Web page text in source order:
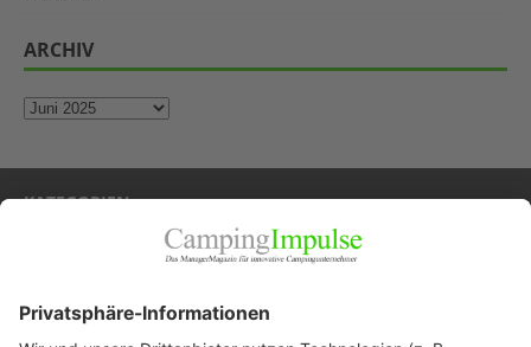
ARCHIV
KATEGORIEN
Firmenporträts